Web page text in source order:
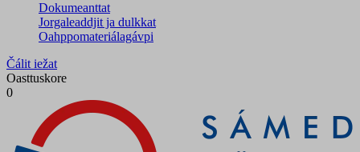
Dokumeanttat
Jorgaleaddjit ja dulkkat
Oahppomateriálagávpi
Čálit iežat
Oasttuskore
0